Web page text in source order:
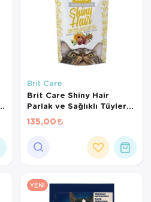
Brit Care
Brit Care Shiny Hair
Parlak ve Sağlıklı Tüyler
için Tahılsız Kedi Ödül
Maması 50gr
135,00
YENI